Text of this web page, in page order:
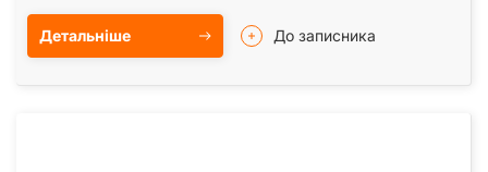
Детальніше До записника